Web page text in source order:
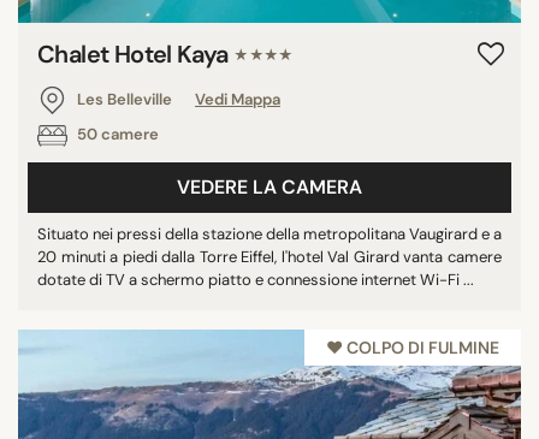
Chalet Hotel Kaya ★★★★
Les Belleville
Vedi Mappa
50 camere
VEDERE LA CAMERA
Situato nei pressi della stazione della metropolitana Vaugirard e a
20 minuti a piedi dalla Torre Eiffel, l'hotel Val Girard vanta camere
dotate di TV a schermo piatto e connessione internet Wi-Fi ...
♥︎ COLPO DI FULMINE